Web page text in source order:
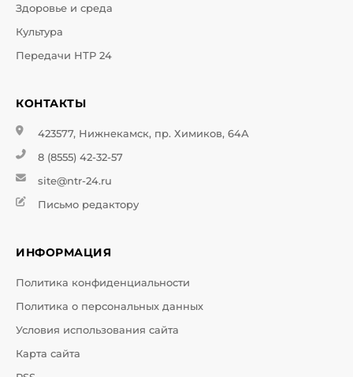
Здоровье и среда
Культура
Передачи НТР 24
КОНТАКТЫ
423577, Нижнекамск, пр. Химиков, 64А
8 (8555) 42-32-57
site@ntr-24.ru
Письмо редактору
ИНФОРМАЦИЯ
Политика конфиденциальности
Политика о персональных данных
Условия использования сайта
Карта сайта